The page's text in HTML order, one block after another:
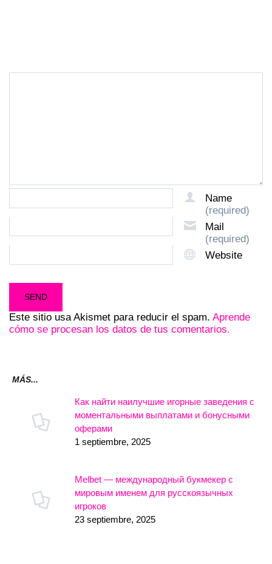
Name
(required)
Mail
(required)
Website
Este sitio usa Akismet para reducir el spam. Aprende
cómo se procesan los datos de tus comentarios.
MÁS...
Как найти наилучшие игорные заведения с
моментальными выплатами и бонусными
оферами
1 septiembre, 2025
Melbet — международный букмекер с
мировым именем для русскоязычных
игроков
23 septiembre, 2025